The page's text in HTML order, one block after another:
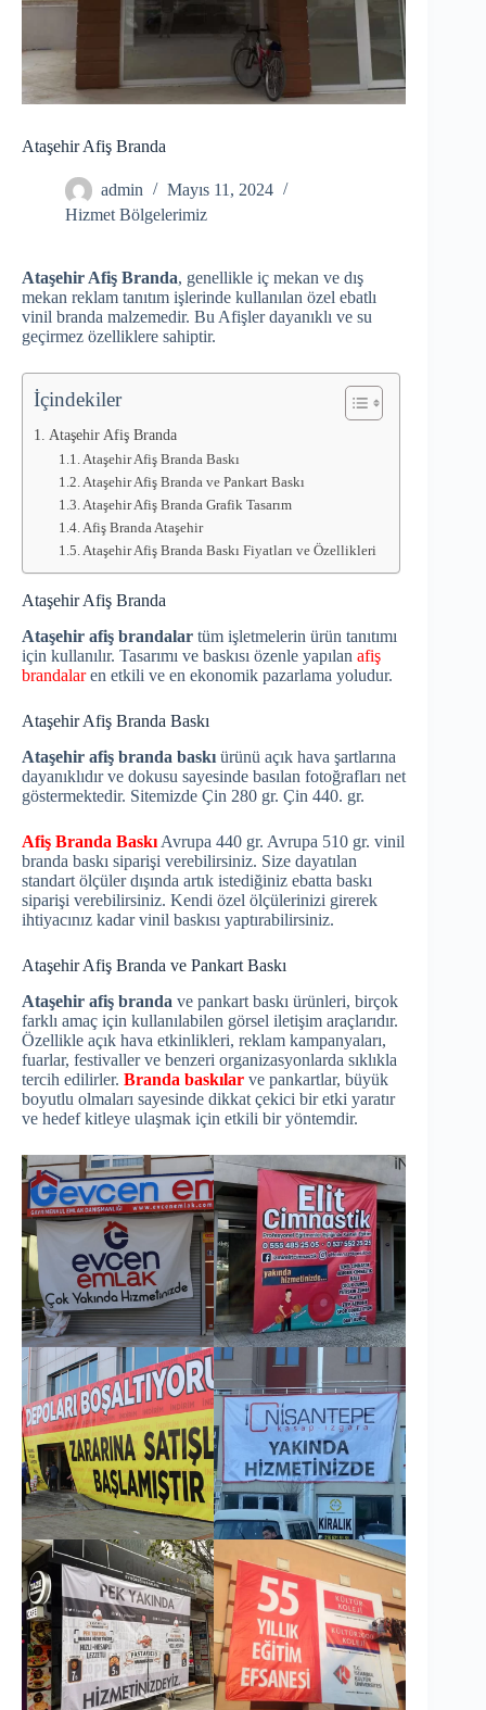
Ataşehir Afiş Branda
admin
Mayıs 11, 2024
Hizmet Bölgelerimiz
Ataşehir Afiş Branda, genellikle iç mekan ve dış
mekan reklam tanıtım işlerinde kullanılan özel ebatlı
vinil branda malzemedir. Bu Afişler dayanıklı ve su
geçirmez özelliklere sahiptir.
İçindekiler
Ataşehir Afiş Branda
Ataşehir Afiş Branda Baskı
Ataşehir Afiş Branda ve Pankart Baskı
Ataşehir Afiş Branda Grafik Tasarım
Afiş Branda Ataşehir
Ataşehir Afiş Branda Baskı Fiyatları ve Özellikleri
Ataşehir Afiş Branda
Ataşehir afiş brandalar tüm işletmelerin ürün tanıtımı
için kullanılır. Tasarımı ve baskısı özenle yapılan afiş
brandalaren etkili ve en ekonomik pazarlama yoludur.
Ataşehir Afiş Branda Baskı
Ataşehir afiş branda baskı ürünü açık hava şartlarına
dayanıklıdır ve dokusu sayesinde basılan fotoğrafları net
göstermektedir. Sitemizde Çin 280 gr. Çin 440. gr.
Afiş Branda Baskı Avrupa 440 gr. Avrupa 510 gr. vinil
branda baskı siparişi verebilirsiniz. Size dayatılan
standart ölçüler dışında artık istediğiniz ebatta baskı
siparişi verebilirsiniz. Kendi özel ölçülerinizi girerek
ihtiyacınız kadar vinil baskısı yaptırabilirsiniz.
Ataşehir Afiş Branda ve Pankart Baskı
Ataşehir afiş branda ve pankart baskı ürünleri, birçok
farklı amaç için kullanılabilen görsel iletişim araçlarıdır.
Özellikle açık hava etkinlikleri, reklam kampanyaları,
fuarlar, festivaller ve benzeri organizasyonlarda sıklıkla
tercih edilirler. Branda baskılar ve pankartlar, büyük
boyutlu olmaları sayesinde dikkat çekici bir etki yaratır
ve hedef kitleye ulaşmak için etkili bir yöntemdir.